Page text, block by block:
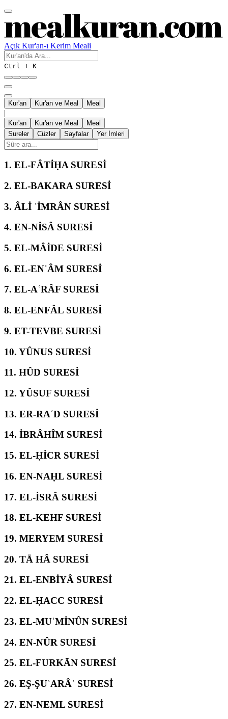
Açık Kur'an-ı Kerim Meali
Ctrl + K
Kur'an Kur'an ve Meal Meal
|
Kur'an Kur'an ve Meal
Meal
Sureler
Cüzler Sayfalar Yer İmleri
1. EL-FÂTİḤA SURESİ
2. EL-BAKARA SURESİ
3. ÂLİ ʿİMRÂN SURESİ
4. EN-NİSÂ SURESİ
5. EL-MÂİDE SURESİ
6. EL-ENʿÂM SURESİ
7. EL-AʿRÂF SURESİ
8. EL-ENFÂL SURESİ
9. ET-TEVBE SURESİ
10. YÛNUS SURESİ
11. HÛD SURESİ
12. YÛSUF SURESİ
13. ER-RAʿD SURESİ
14. İBRÂHÎM SURESİ
15. EL-ḤİCR SURESİ
16. EN-NAḤL SURESİ
17. EL-İSRÂ SURESİ
18. EL-KEHF SURESİ
19. MERYEM SURESİ
20. TĀ HÂ SURESİ
21. EL-ENBİYÂ SURESİ
22. EL-ḤACC SURESİ
23. EL-MUʾMİNÛN SURESİ
24. EN-NÛR SURESİ
25. EL-FURKĀN SURESİ
26. EŞ-ŞUʿARÂʾ SURESİ
27. EN-NEML SURESİ